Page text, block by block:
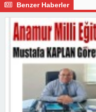
Benzer Haberler